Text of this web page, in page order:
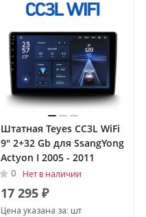
Штатная Teyes CC3L WiFi
9" 2+32 Gb для SsangYong
Actyon I 2005 - 2011
0 Нет в наличии
17 295 ₽
Цена указана за: шт